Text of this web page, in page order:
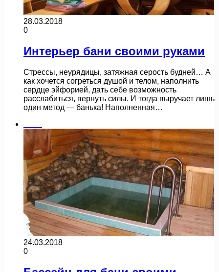
28.03.2018
0
Интерьер бани своими руками
Стрессы, неурядицы, затяжная серость будней… А
как хочется согреться душой и телом, наполнить
сердце эйфорией, дать себе возможность
расслабиться, вернуть силы. И тогда выручает лишь
один метод — банька! Наполненная…
24.03.2018
0